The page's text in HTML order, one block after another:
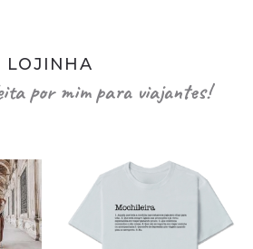
LOJINHA
por mim para viajantes!